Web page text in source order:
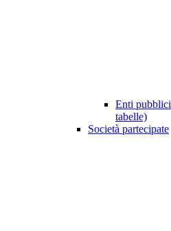
Enti
tabelle)
Società partecipate